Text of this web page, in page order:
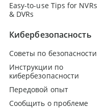
Easy-to-use Tips for NVRs
& DVRs
Кибербезопасность
Советы по безопасности
Инструкции по
кибербезопасности
Передовой опыт
Сообщить о проблеме